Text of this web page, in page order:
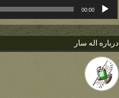
پخش‌کننده
صوت
00:00
درباره اله سار